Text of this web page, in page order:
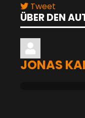
Tweet
pinterest
ÜBER DEN
JONAS